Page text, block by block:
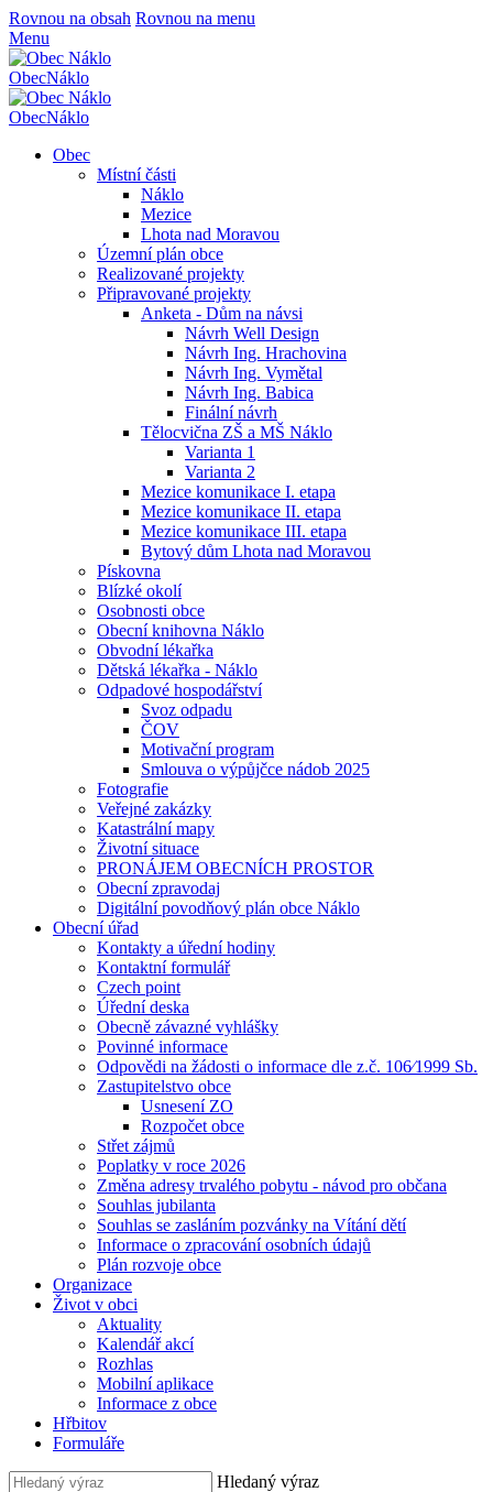
Rovnou na obsah Rovnou na menu
Menu
ObecNáklo
ObecNáklo
Obec
Místní části
Náklo
Mezice
Lhota nad Moravou
Územní plán obce
Realizované projekty
Připravované projekty
Anketa - Dům na návsi
Návrh Well Design
Návrh Ing. Hrachovina
Návrh Ing. Vymětal
Návrh Ing. Babica
Finální návrh
Tělocvična ZŠ a MŠ Náklo
Varianta 1
Varianta 2
Mezice komunikace I. etapa
Mezice komunikace II. etapa
Mezice komunikace III. etapa
Bytový dům Lhota nad Moravou
Pískovna
Blízké okolí
Osobnosti obce
Obecní knihovna Náklo
Obvodní lékařka
Dětská lékařka - Náklo
Odpadové hospodářství
Svoz odpadu
ČOV
Motivační program
Smlouva o výpůjčce nádob 2025
Fotografie
Veřejné zakázky
Katastrální mapy
Životní situace
PRONÁJEM OBECNÍCH PROSTOR
Obecní zpravodaj
Digitální povodňový plán obce Náklo
Obecní úřad
Kontakty a úřední hodiny
Kontaktní formulář
Czech point
Úřední deska
Obecně závazné vyhlášky
Povinné informace
Odpovědi na žádosti o informace dle z.č. 106⁄1999 Sb.
Zastupitelstvo obce
Usnesení ZO
Rozpočet obce
Střet zájmů
Poplatky v roce 2026
Změna adresy trvalého pobytu - návod pro občana
Souhlas jubilanta
Souhlas se zasláním pozvánky na Vítání dětí
Informace o zpracování osobních údajů
Plán rozvoje obce
Organizace
Život v obci
Aktuality
Kalendář akcí
Rozhlas
Mobilní aplikace
Informace z obce
Hřbitov
Formuláře
Hledaný výraz